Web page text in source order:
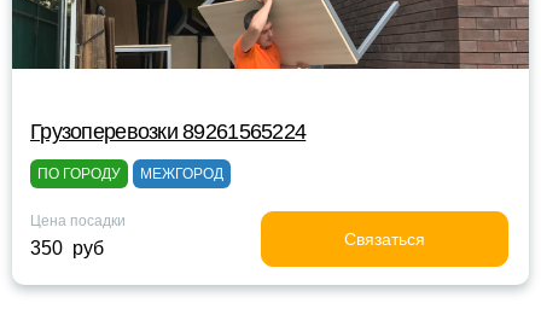
Грузоперевозки 89261565224
ПО ГОРОДУ МЕЖГОРОД
Цена посадки
350 руб Связаться